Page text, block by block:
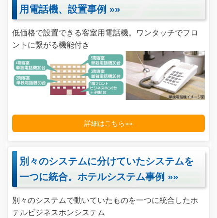
用電話機、設置事例 »»
低価格で設置できる客室用電話機。ワンタッチでフロ
ントに繋がる機能付き
詳細はこちら»»
別々のシステムに分けていたシステムを
一つに統合。ホテルシステム事例 »»
別々のシステムで動いていたものを一つに統合したホ
テルビジネスホンシステム